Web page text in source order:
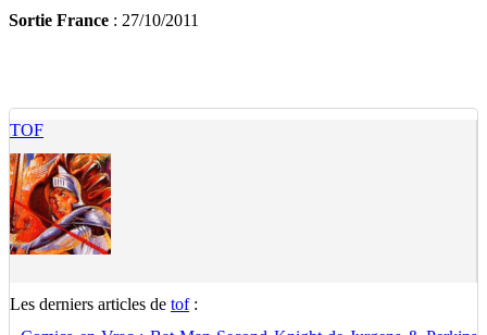
Sortie France : 27/10/2011
TOF
Les derniers articles de tof: